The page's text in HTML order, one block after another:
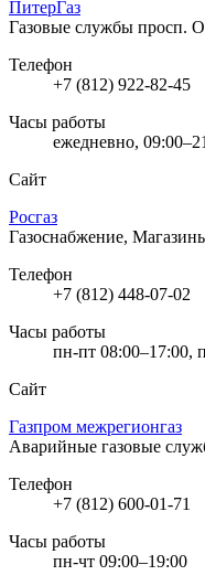
ПитерГаз
Газовые службы просп.
Телефон
+7 (812) 922-82-45
Часы работы
ежедневно,
Сайт
Росгаз
Газоснабжение,
Телефон
+7 (812) 448-07-02
Часы работы
пн-пт 08:00–17:00,
Сайт
Газпром межрегионгаз
Аварийные газовые
Телефон
+7 (812) 600-01-71
Часы работы
пн-чт 09:00–19:00